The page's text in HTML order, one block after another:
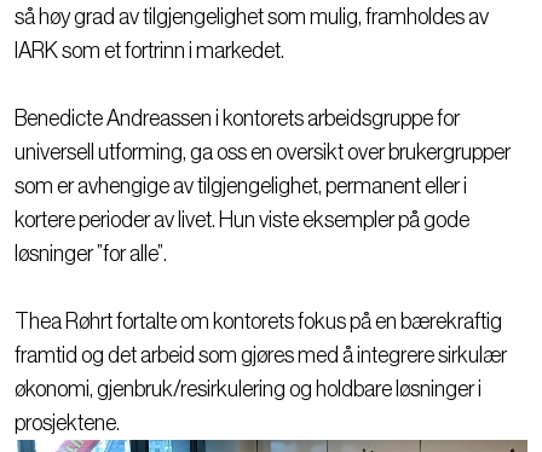
så høy grad av tilgjengelighet som mulig, framholdes av
IARK som et fortrinn i markedet.
Benedicte Andreassen i kontorets arbeidsgruppe for
universell utforming, ga oss en oversikt over brukergrupper
som er avhengige av tilgjengelighet, permanent eller i
kortere perioder av livet. Hun viste eksempler på gode
løsninger ”for alle”.
Thea Røhrt fortalte om kontorets fokus på en bærekraftig
framtid og det arbeid som gjøres med å integrere sirkulær
økonomi, gjenbruk/resirkulering og holdbare løsninger i
prosjektene.